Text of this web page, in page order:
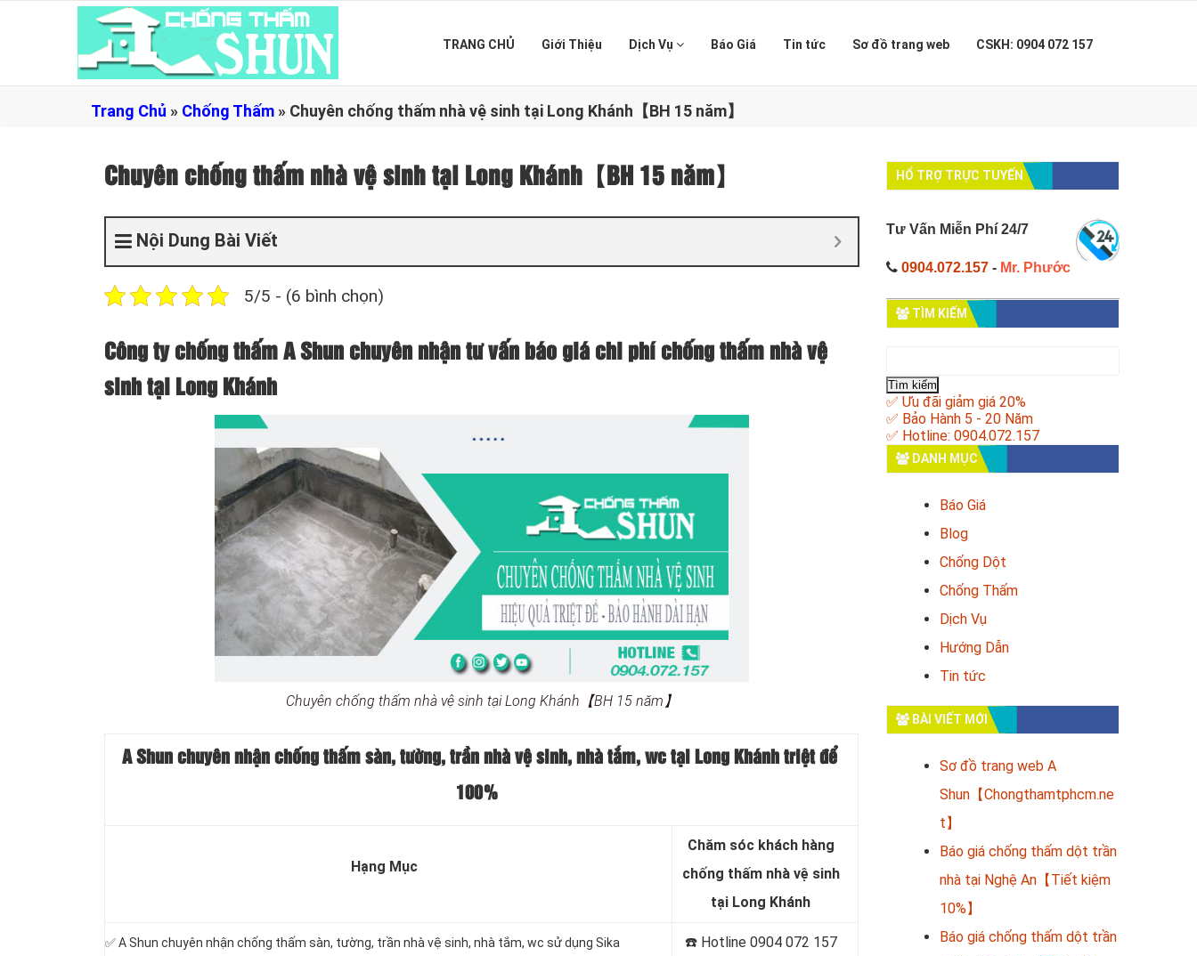
TRANG CHỦ Giới Thiệu Dịch Vụ Báo Giá Tin tức Sơ đồ trang web CSKH: 0904 072 157
Trang Chủ » Chống Thấm » Chuyên chống thấm nhà vệ sinh tại Long Khánh【BH 15 năm】
Chuyên chống thấm nhà vệ sinh tại Long Khánh【BH 15 năm】
Nội Dung Bài Viết
5/5 - (6 bình chọn)
Công ty chống thấm A Shun chuyên nhận tư vấn báo giá chi phí chống thấm nhà vệ
sinh tại Long Khánh
Chuyên chống thấm nhà vệ sinh tại Long Khánh【BH 15 năm】
A Shun chuyên nhận chống thấm sàn, tường, trần nhà vệ sinh, nhà tắm, wc tại Long Khánh triệt để
100%
Hạng Mục
Chăm sóc khách hàng
chống thấm nhà vệ sinh
tại Long Khánh
✅ A Shun chuyên nhận chống thấm sàn, tường, trần nhà vệ sinh, nhà tắm, wc sử dụng Sika ☎️ Hotline 0904 072 157
HỔ TRỢ TRỰC TUYẾN
Tư Vấn Miễn Phí 24/7
0904.072.157- Mr. Phước
TÌM KIẾM
cho:
✅ Ưu đãi giảm giá 20%
✅ Bảo Hành 5 - 20 Năm
✅ Hotline: 0904.072.157
DANH MỤC
Báo Giá
Blog
Chống Dột
Chống Thấm
Dịch Vụ
Hướng Dẫn
Tin tức
BÀI VIẾT MỚI
Sơ đồ trang web A
Shun【Chongthamtphcm.ne
t】
Báo giá chống thấm dột trần
nhà tại Nghệ An【Tiết kiệm
10%】
Báo giá chống thấm dột trần